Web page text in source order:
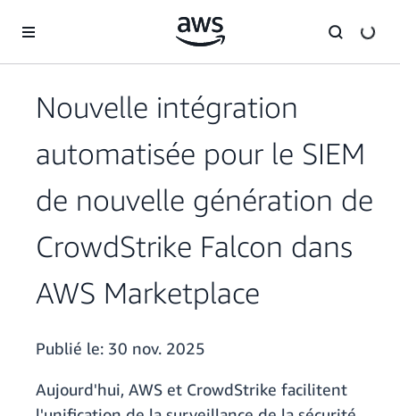
Nouvelle intégration
automatisée pour le SIEM
de nouvelle génération de
CrowdStrike Falcon dans
AWS Marketplace
Publié le: 30 nov. 2025
Aujourd'hui, AWS et CrowdStrike facilitent